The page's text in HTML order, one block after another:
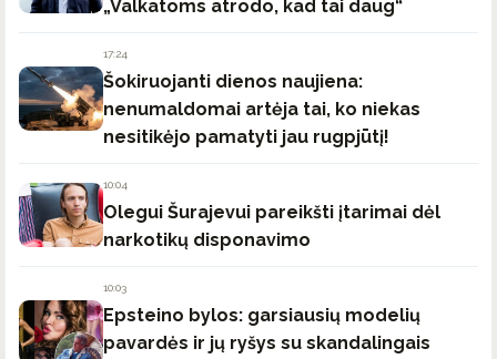
„Valkatoms atrodo, kad tai daug“
17:24
Šokiruojanti dienos naujiena:
nenumaldomai artėja tai, ko niekas
nesitikėjo pamatyti jau rugpjūtį!
10:04
Olegui Šurajevui pareikšti įtarimai dėl
narkotikų disponavimo
10:03
Epsteino bylos: garsiausių modelių
pavardės ir jų ryšys su skandalingais